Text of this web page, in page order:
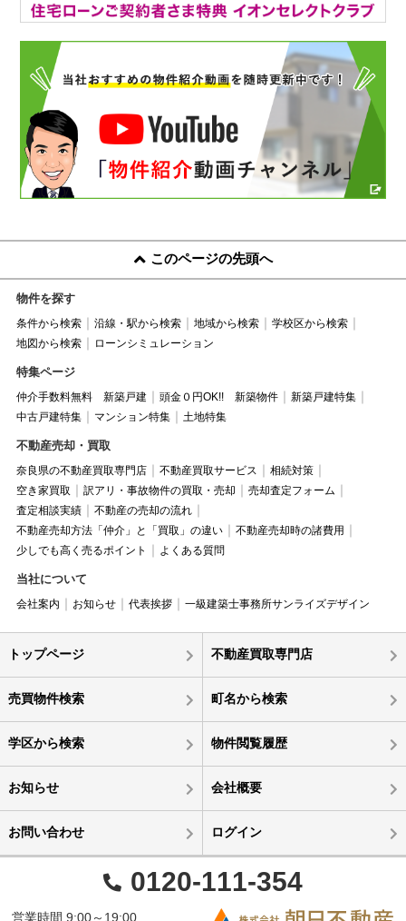
このページの先頭へ
物件を探す
条件から検索 沿線・駅から検索 地域から検索
学校区から検索
地図から検索
ローンシミュレーション
特集ページ
仲介手数料無料 新築戸建 頭金０円OK!! 新築物件
新築戸建特集
中古戸建特集
マンション特集 土地特集
不動産売却・買取
奈良県の不動産買取専門店 不動産買取サービス
相続対策
空き家買取
訳アリ・事故物件の買取・売却
売却査定フォーム
査定相談実績
不動産の売却の流れ
不動産売却方法「仲介」と「買取」の違い
不動産売却時の諸費用
少しでも高く売るポイント
よくある質問
当社について
会社案内 お知らせ 代表挨拶 一級建築士事務所サンライズデザイン
トップページ 不動産買取専門店
売買物件検索 町名から検索
学区から検索 物件閲覧履歴
お知らせ 会社概要
お問い合わせ ログイン
0120-111-354
営業時間 9:00～19:00